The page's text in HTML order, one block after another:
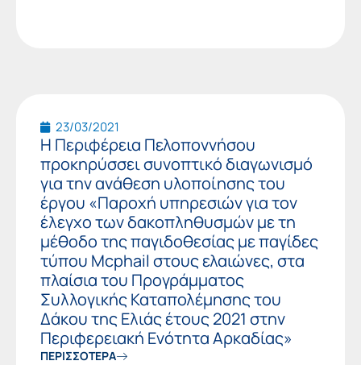
23/03/2021
Η Περιφέρεια Πελοποννήσου
προκηρύσσει συνοπτικό διαγωνισμό
για την ανάθεση υλοποίησης του
έργου «Παροχή υπηρεσιών για τον
έλεγχο των δακοπληθυσμών με τη
μέθοδο της παγιδοθεσίας με παγίδες
τύπου Mcphail στους ελαιώνες, στα
πλαίσια του Προγράμματος
Συλλογικής Καταπολέμησης του
Δάκου της Ελιάς έτους 2021 στην
Περιφερειακή Ενότητα Αρκαδίας»
ΠΕΡΙΣΣΟΤΕΡΑ